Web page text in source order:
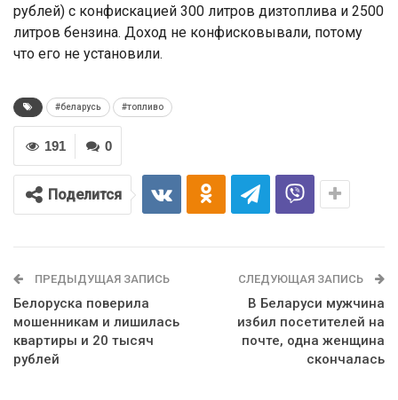
рублей) с конфискацией 300 литров дизтоплива и 2500
литров бензина. Доход не конфисковывали, потому
что его не установили.
#беларусь #топливо
0
191
Поделится
ПРЕДЫДУЩАЯ ЗАПИСЬ
Белоруска поверила
мошенникам и лишилась
квартиры и 20 тысяч
рублей
СЛЕДУЮЩАЯ ЗАПИСЬ
В Беларуси мужчина
избил посетителей на
почте, одна женщина
скончалась